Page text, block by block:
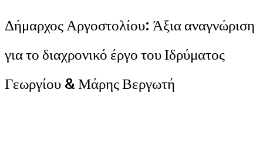
Δήμαρχος Αργοστολίου: Άξια αναγνώριση
για το διαχρονικό έργο του Ιδρύματος
Γεωργίου & Μάρης Βεργωτή